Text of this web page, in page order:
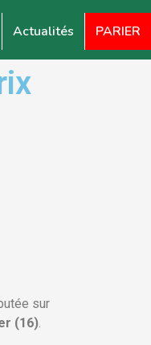
Actualités PARIER
sur
(16)